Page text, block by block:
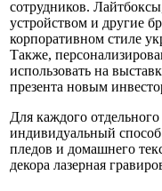
сотрудников.
устройством и другие
корпоративном стиле
Также,
использовать на
презента новым
Для каждого
индивидуальный
пледов и домашнего
декора лазерная